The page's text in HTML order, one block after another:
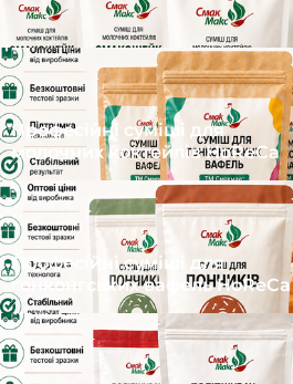
Професійні суміші для
молочних коктейлів HoReCa
Професійні суміші для
гонконгських вафель HoReCa